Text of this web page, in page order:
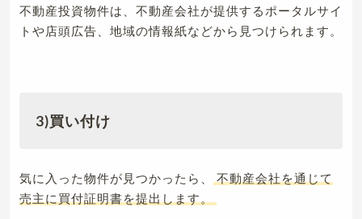
不動産投資物件は、不動産会社が提供するポータルサイ
トや店頭広告、地域の情報紙などから見つけられます。
3)買い付け
気に入った物件が見つかったら、
不動産会社を通じて
売主に買付証明書を提出します。